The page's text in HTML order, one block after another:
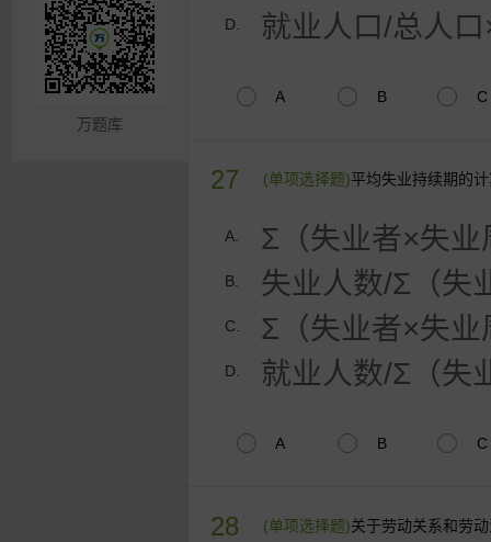
万题库
D. 就业人口/总人
A B C
27 (单项选择题)平均失业持续期的
A. Σ（失业者×失
B. 失业人数/Σ（失
C. Σ（失业者×失
D. 就业人数/Σ（失
A B C
28 (单项选择题)关于劳动关系和劳